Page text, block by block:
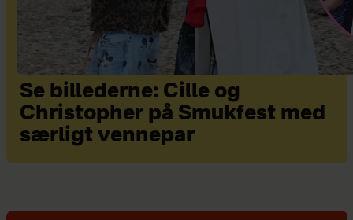
Se billederne: Cille og
Christopher på Smukfest med
særligt vennepar